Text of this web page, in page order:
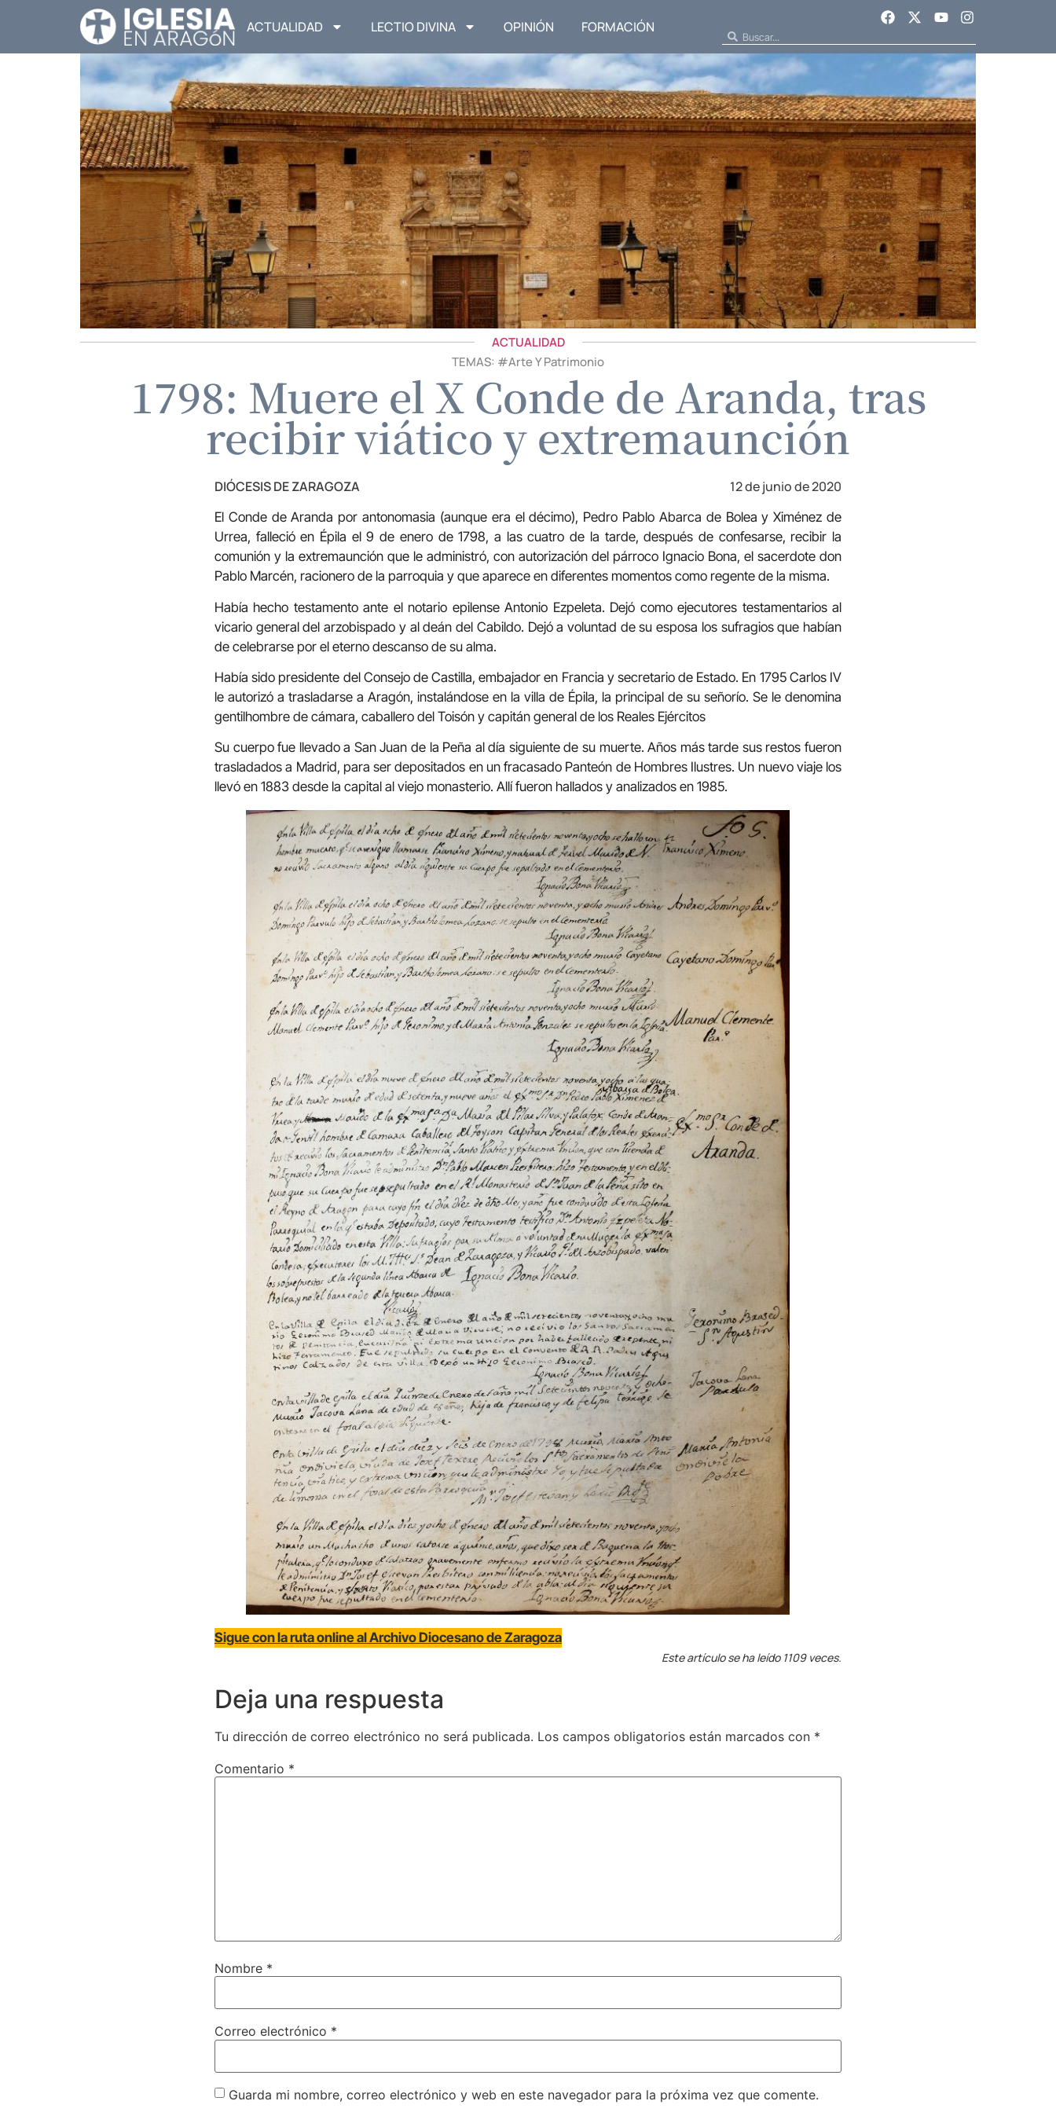
ACTUALIDAD LECTIO DIVINA OPINIÓN FORMACIÓN
ACTUALIDAD
TEMAS: #Arte Y Patrimonio
1798: Muere el X Conde de Aranda, tras
recibir viático y extremaunción
DIÓCESIS DE ZARAGOZA 12 de junio de 2020
El Conde de Aranda por antonomasia (aunque era el décimo), Pedro Pablo Abarca de Bolea y Ximénez de
Urrea, falleció en Épila el 9 de enero de 1798, a las cuatro de la tarde, después de confesarse, recibir la
comunión y la extremaunción que le administró, con autorización del párroco Ignacio Bona, el sacerdote don
Pablo Marcén, racionero de la parroquia y que aparece en diferentes momentos como regente de la misma.
Había hecho testamento ante el notario epilense Antonio Ezpeleta. Dejó como ejecutores testamentarios al
vicario general del arzobispado y al deán del Cabildo. Dejó a voluntad de su esposa los sufragios que habían
de celebrarse por el eterno descanso de su alma.
Había sido presidente del Consejo de Castilla, embajador en Francia y secretario de Estado. En 1795 Carlos IV
le autorizó a trasladarse a Aragón, instalándose en la villa de Épila, la principal de su señorío. Se le denomina
gentilhombre de cámara, caballero del Toisón y capitán general de los Reales Ejércitos
Su cuerpo fue llevado a San Juan de la Peña al día siguiente de su muerte. Años más tarde sus restos fueron
trasladados a Madrid, para ser depositados en un fracasado Panteón de Hombres Ilustres. Un nuevo viaje los
llevó en 1883 desde la capital al viejo monasterio. Allí fueron hallados y analizados en 1985.
Sigue con la ruta online al Archivo Diocesano de Zaragoza
Este artículo se ha leído 1109 veces.
Deja una respuesta
Tu dirección de correo electrónico no será publicada. Los campos obligatorios están marcados con *
Comentario *
Nombre *
Correo electrónico *
Guarda mi nombre, correo electrónico y web en este navegador para la próxima vez que comente.